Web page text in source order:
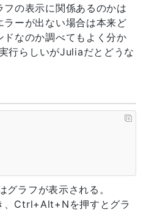
の表示に関係あるのかは
ーが出ない場合は本来ど
なのか調べてもよく分か
行らしいがJuliaだとどうな
ラフが表示される。
、Ctrl+Alt+Nを押すとグラ